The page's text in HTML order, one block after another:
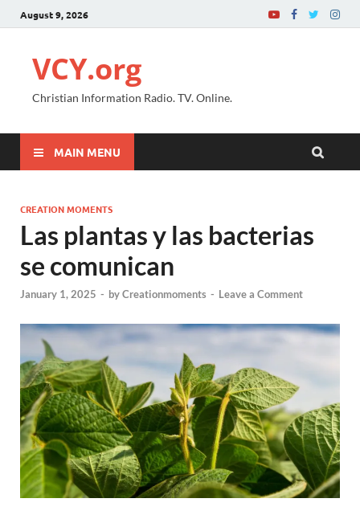
August 9, 2026
VCY.org
Christian Information Radio. TV. Online.
MAIN MENU
CREATION MOMENTS
Las plantas y las bacterias
se comunican
January 1, 2025 - byCreationmoments - Leave a Comment